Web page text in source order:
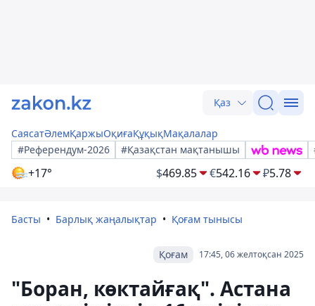
Қаз
СаясатӘлемҚаржыОқиғаҚұқықМақалалар
#Референдум-2026
#Қазақстан мақтанышы
+17° $469.85 €542.16 ₽5.78
Басты Барлық жаңалықтар Қоғам тынысы
17:45, 06 желтоқсан 2025
Қоғам
"Боран, көктайғақ". Астана